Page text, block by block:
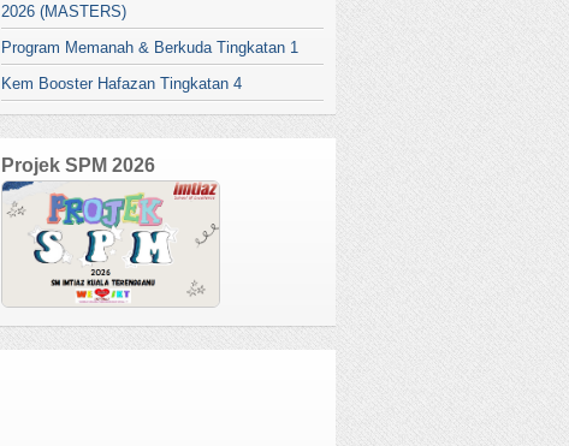
2026 (MASTERS)
Program Memanah & Berkuda Tingkatan 1
Kem Booster Hafazan Tingkatan 4
Projek SPM 2026